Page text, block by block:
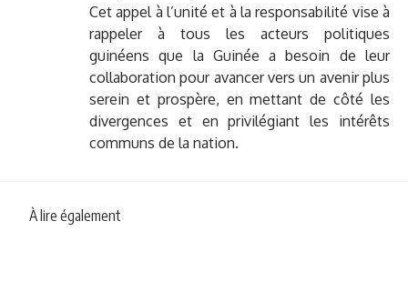
Cet appel à l’unité et à la responsabilité vise à
rappeler à tous les acteurs politiques
guinéens que la Guinée a besoin de leur
collaboration pour avancer vers un avenir plus
serein et prospère, en mettant de côté les
divergences et en privilégiant les intérêts
communs de la nation.
À lire également